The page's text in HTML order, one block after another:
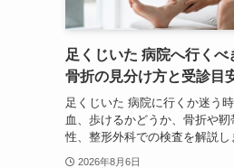
足くじいた 病院へ行くべ
骨折の見分け方と受診目
足くじいた 病院に行くか迷う
血、歩けるかどうか、骨折や
性、整形外科での検査を解説し
2026年8月6日